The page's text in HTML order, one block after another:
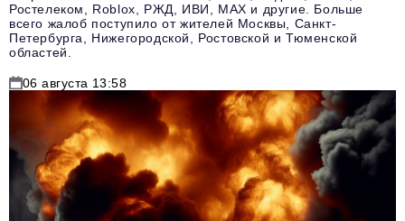
Ростелеком, Roblox, РЖД, ИВИ, MAX и другие. Больше
всего жалоб поступило от жителей Москвы, Санкт-
Петербурга, Нижегородской, Ростовской и Тюменской
областей.
06 августа 13:58